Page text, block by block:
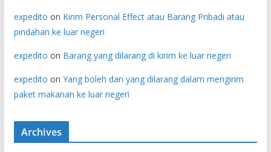
expedito on Kirim Personal Effect atau Barang Pribadi atau
pindahan ke luar negeri
expedito on Barang yang dilarang di kirim ke luar negeri
expedito on Yang boleh dan yang dilarang dalam mengirim
paket makanan ke luar negeri
Archives